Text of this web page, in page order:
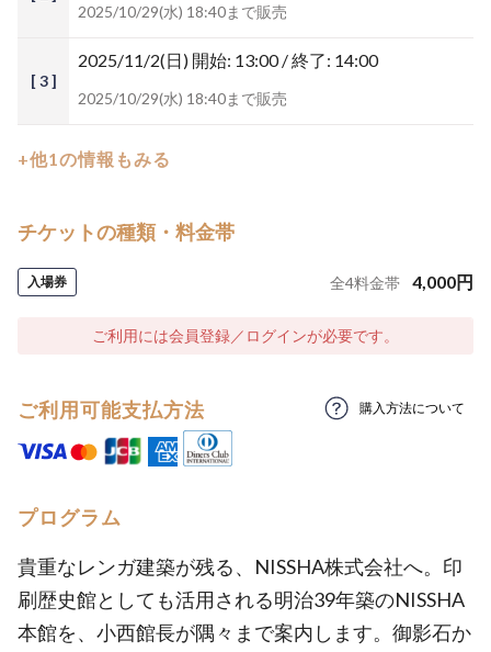
2025/10/29(水) 18:40まで販売
[ 3 ]
2025/11/2(日) 開始: 13:00 / 終了: 14:00
2025/10/29(水) 18:40まで販売
+他1の情報もみる
チケットの種類・料金帯
入場券 全4料金帯 4,000円
ご利用には会員登録／ログインが必要です。
ご利用可能支払方法 購入方法について
プログラム
貴重なレンガ建築が残る、NISSHA株式会社へ。印
刷歴史館としても活用される明治39年築のNISSHA
本館を、小西館長が隅々まで案内します。御影石か